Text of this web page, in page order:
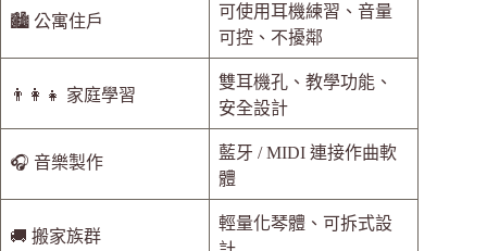
🏙️ 公寓住戶
可使用耳機練習、音量
可控、不擾鄰
👨‍👩‍👧 家庭學習
雙耳機孔、教學功能、
安全設計
🎧 音樂製作
藍牙 / MIDI 連接作曲軟
體
🚚 搬家族群
輕量化琴體、可拆式設